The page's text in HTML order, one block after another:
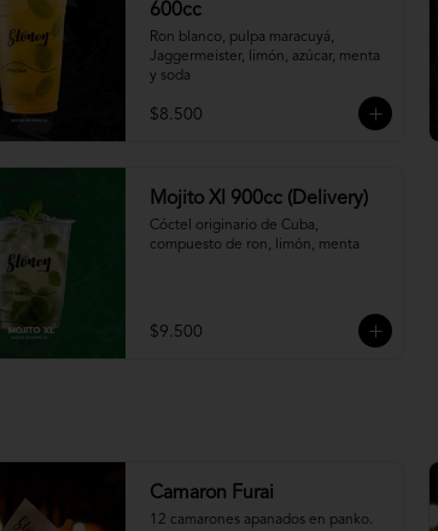
600cc
Ron blanco, pulpa maracuyá,
Jaggermeister, limón, azúcar, menta
y soda
$8.500
Mojito Xl 900cc (Delivery)
Cóctel originario de Cuba,
compuesto de ron, limón, menta
$9.500
Camaron Furai
12 camarones apanados en panko.